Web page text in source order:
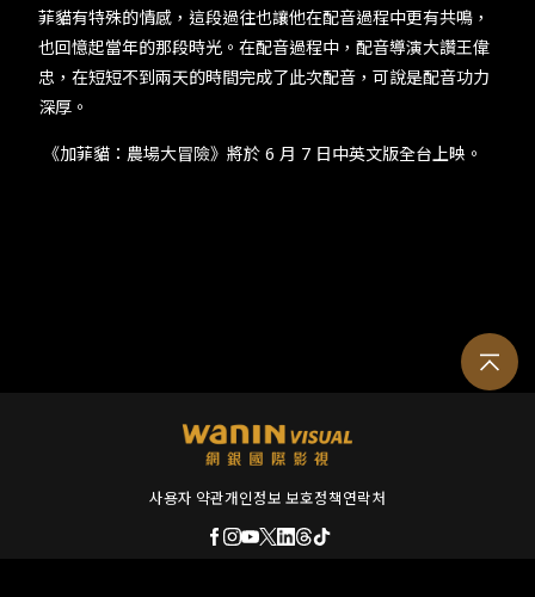
菲貓有特殊的情感，這段過往也讓他在配音過程中更有共鳴，
也回憶起當年的那段時光。在配音過程中，配音導演大讚王偉
忠，在短短不到兩天的時間完成了此次配音，可說是配音功力
深厚。
《加菲貓：農場大冒險》將於 6 月 7 日中英文版全台上映。
사용자 약관개인정보 보호정책연락처